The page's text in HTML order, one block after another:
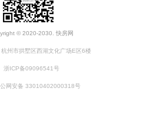
© 2020-2030. 快房网
州市拱墅区西湖文化广场E区6楼
浙ICP备09096541号
网安备 33010402000318号